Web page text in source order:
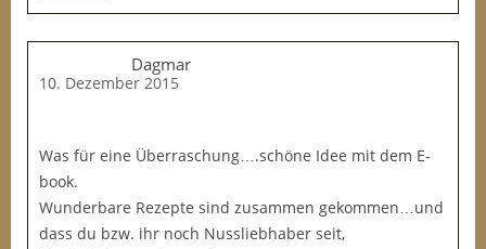
Dagmar
10. Dezember 2015
Was für eine Überraschung….schöne Idee mit dem E-
book.
Wunderbare Rezepte sind zusammen gekommen…und
dass du bzw. ihr noch Nussliebhaber seit,